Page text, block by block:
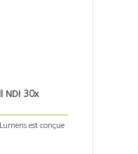
NDI 30x
est conçue